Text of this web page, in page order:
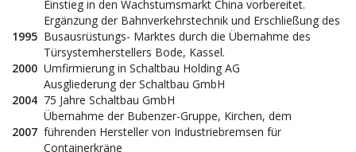
Einstieg in den Wachstumsmarkt China vorbereitet.
1995
Ergänzung der Bahnverkehrstechnik und Erschließung des
Busausrüstungs- Marktes durch die Übernahme des
Türsystemherstellers Bode, Kassel.
2000 Umfirmierung in Schaltbau Holding AG
Ausgliederung der Schaltbau GmbH
2004 75 Jahre Schaltbau GmbH
2007
Übernahme der Bubenzer-Gruppe, Kirchen, dem
führenden Hersteller von Industriebremsen für
Containerkräne